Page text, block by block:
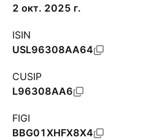
2 окт. 2025 г.
ISIN
USL96308AA64
CUSIP
L96308AA6
FIGI
BBG01XHFX8X4